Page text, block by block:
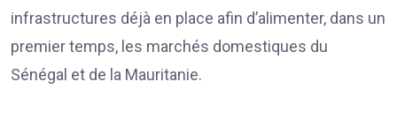
infrastructures déjà en place afin d’alimenter, dans un
premier temps, les marchés domestiques du
Sénégal et de la Mauritanie.